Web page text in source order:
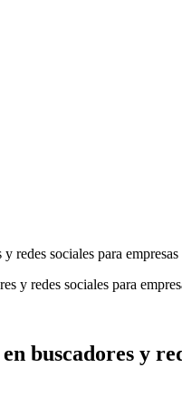
redes sociales para
buscadores y